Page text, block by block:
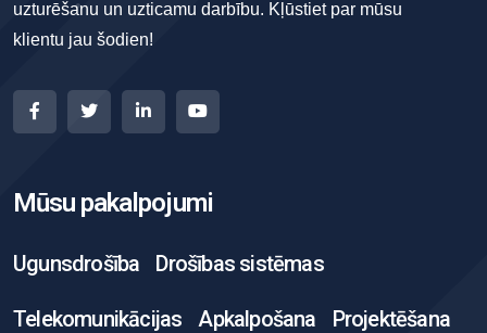
uzturēšanu un uzticamu darbību. Kļūstiet par mūsu
klientu jau šodien!
Mūsu pakalpojumi
Ugunsdrošība Drošības sistēmas
Telekomunikācijas Apkalpošana Projektēšana